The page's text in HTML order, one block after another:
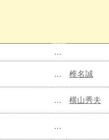
…
… 椎名誠
… 横山秀夫
…